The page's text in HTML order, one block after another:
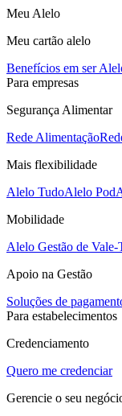
Meu Alelo
Meu cartão alelo
Benefícios em ser
Para empresas
Segurança Alimentar
Rede Alimentação
Mais flexibilidade
Alelo TudoAlelo Pod
Mobilidade
Alelo Gestão de Vale-
Apoio na Gestão
Soluções de
Para estabelecimentos
Credenciamento
Quero me credenciar
Gerencie o seu